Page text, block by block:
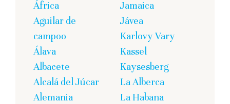
África
Aguilar de
campoo
Álava
Albacete
Alcalá del Júcar
Alemania
Jamaica
Jávea
Karlovy Vary
Kassel
Kaysesberg
La Alberca
La Habana